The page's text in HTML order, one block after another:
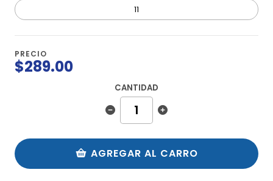
11
PRECIO
$289.00
CANTIDAD
AGREGAR AL CARRO